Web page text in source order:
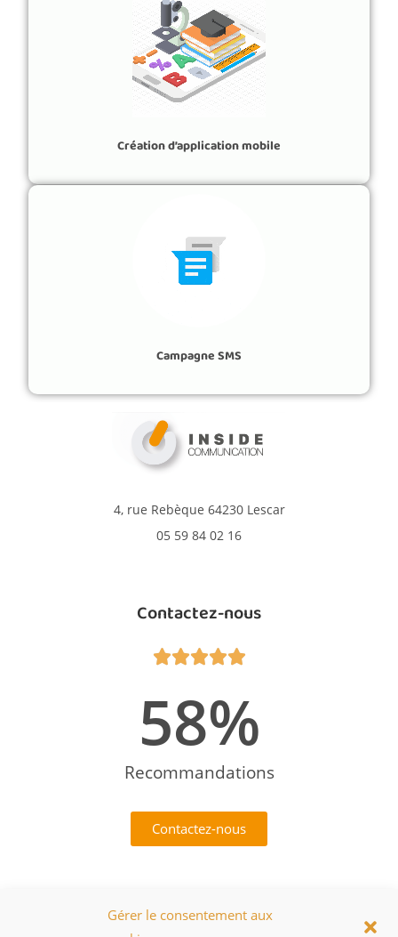
Gérer le consentement aux
Création d’application mobile
Campagne SMS
4, rue Rebèque 64230 Lescar
05 59 84 02 16
Contactez-nous

Recommandations
67%
Contactez-nous
Réseaux Sociaux